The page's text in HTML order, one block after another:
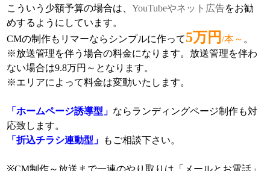
こういう少額予算の場合は、YouTubeやネット広告をお勧
めするようにしています。
CMの制作もリマーならシンプルに作って5万円/本～ 。
※放送管理を伴う場合の料金になります。放送管理を伴わ
ない場合は9.8万円～となります。
※エリアによって料金は変動いたします。
「ホームページ誘導型」 ならランディングページ制作も対
応致します。
「折込チラシ連動型」
もご相談下さい。